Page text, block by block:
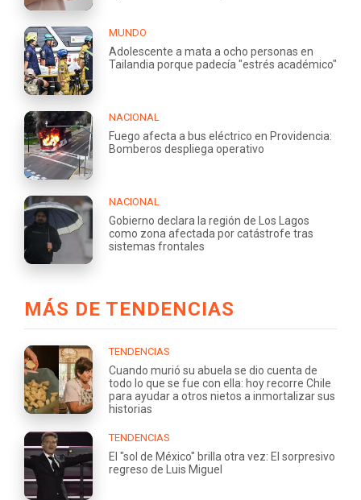
MUNDO
Adolescente a mata a ocho personas en
Tailandia porque padecía "estrés académico"
NACIONAL
Fuego afecta a bus eléctrico en Providencia:
Bomberos despliega operativo
NACIONAL
Gobierno declara la región de Los Lagos
como zona afectada por catástrofe tras
sistemas frontales
MÁS DE TENDENCIAS
TENDENCIAS
Cuando murió su abuela se dio cuenta de
todo lo que se fue con ella: hoy recorre Chile
para ayudar a otros nietos a inmortalizar sus
historias
TENDENCIAS
El "sol de México" brilla otra vez: El sorpresivo
regreso de Luis Miguel